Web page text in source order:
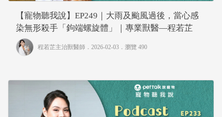
【寵物聽我說】EP249｜大雨及颱風過後，當心感
染無形殺手「鉤端螺旋體」｜專業獸醫—程若芷
程若芷主治獸醫師 ．2026-02-03． 瀏覽 490